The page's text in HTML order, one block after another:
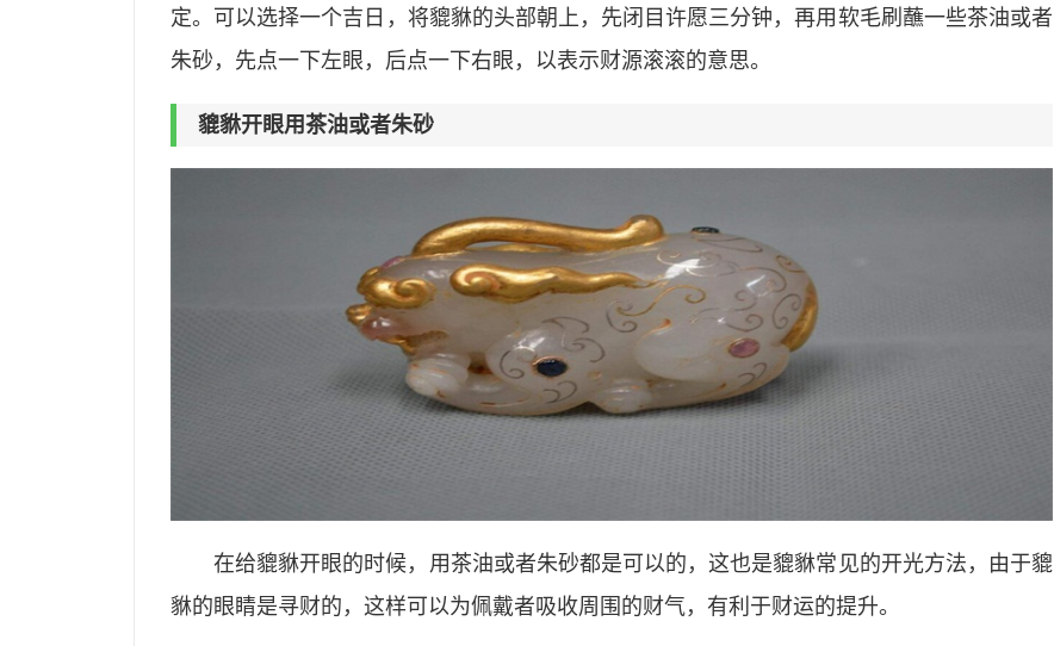
定。可以选择一个吉日，将貔貅的头部朝上，先闭目许愿三分钟，再用软毛刷蘸一些茶油或者
朱砂，先点一下左眼，后点一下右眼，以表示财源滚滚的意思。
貔貅开眼用茶油或者朱砂
在给貔貅开眼的时候，用茶油或者朱砂都是可以的，这也是貔貅常见的开光方法，由于貔
貅的眼睛是寻财的，这样可以为佩戴者吸收周围的财气，有利于财运的提升。